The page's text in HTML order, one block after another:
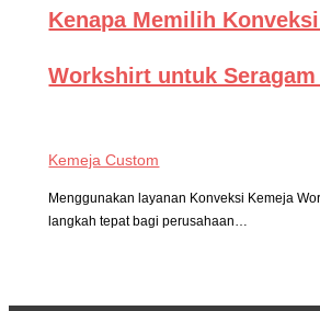
Kenapa Memilih
Workshirt untuk Seragam
Kemeja Custom
Menggunakan layanan Konveksi Kemeja
langkah tepat bagi perusahaan…